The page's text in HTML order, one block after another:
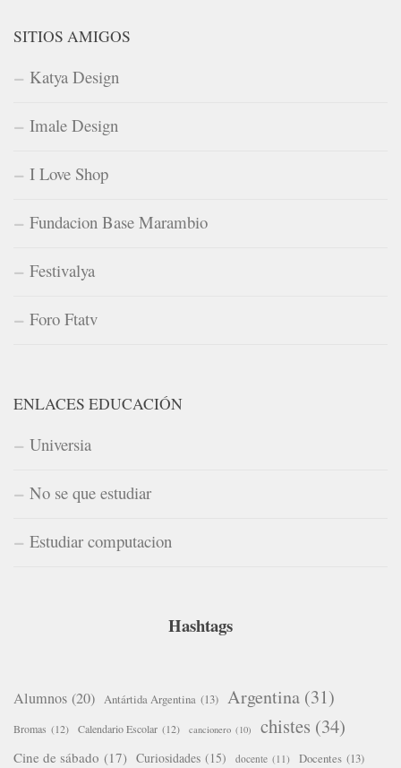
SITIOS AMIGOS
Katya Design
Imale Design
I Love Shop
Fundacion Base Marambio
Festivalya
Foro Ftatv
ENLACES EDUCACIÓN
Universia
No se que estudiar
Estudiar computacion
Hashtags
Alumnos (20) Antártida Argentina (13) Argentina (31)
Bromas (12) Calendario Escolar (12) cancionero (10) chistes (34)
Cine de sábado (17) Curiosidades (15) docente (11) Docentes (13)